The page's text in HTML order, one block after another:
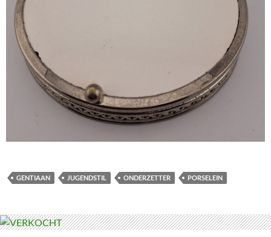
GENTIAAN JUGENDSTIL ONDERZETTER PORSELEIN